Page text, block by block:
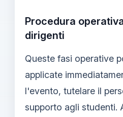
Procedura
dirigenti
Queste fasi operative
applicate
l'evento, tutelare il
supporto agli studenti.